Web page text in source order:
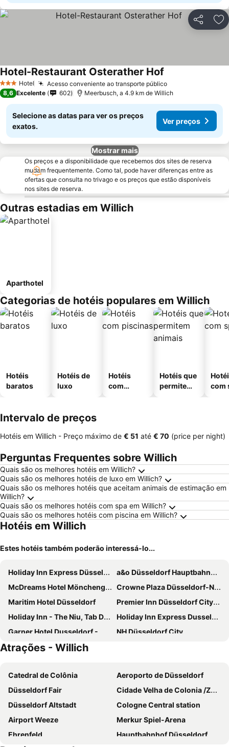
Partilhar
3 EstrelasHotel Acesso conveniente ao transporte público
Hotel-Restaurant Osterather Hof
8,6 Excelente 602 Meerbusch, a 4.9 km de Willich
Selecione as datas para ver os preços
exatos.
Ver preços
Mostrar mais
Os preços e a disponibilidade que recebemos dos sites de reserva
mudam frequentemente. Como tal, pode haver diferenças entre as
ofertas que consulta no trivago e os preços que estão disponíveis
nos sites de reserva.
Outras estadias em Willich
Aparthotel
Categorias de hotéis populares em Willich
Hotéis
baratos
Hotéis de
luxo
Hotéis
com
Hotéis que
permitem
com
Intervalo de preços
Hotéis em Willich - Preço máximo de ‎€ 51 até ‎€ 70 (price per night)
Perguntas Frequentes sobre Willich
Quais são os melhores hotéis em Willich?
Quais são os melhores hotéis de luxo em Willich?
Quais são os melhores hotéis que aceitam animais de estimação em
Willich?
Quais são os melhores hotéis com spa em Willich?
Quais são os melhores hotéis com piscina em Willich?
Hotéis em Willich
Estes hotéis também poderão interessá-lo...
Holiday Inn Express Düsseldorf - Hauptbahnhof By Ihg
a&o Düsseldorf Hauptbahnhof
McDreams Hotel Mönchengladbach
Crowne Plaza Düsseldorf-Neuss by IHG
Maritim Hotel Düsseldorf
Premier Inn Düsseldorf City Friedrichstadt
Holiday Inn - The Niu, Tab Dusseldorf Main Station By Ihg
Holiday Inn Express Dusseldorf - City North By Ihg
Garner Hotel Dusseldorf - Main Station By Ihg
NH Düsseldorf City
Hilton Dusseldorf
carathotel Düsseldorf City
INNSiDE by Meliá Düsseldorf Seestern
Holiday Inn - The Niu, Hub Dusseldorf Messe By Ihg
Hotel Krefelder Hof
Hotel Domo
Holiday Inn Dusseldorf City Toulouser All. By Ihg
Maritim Grafschaft Schmallenberg
Novotel Düsseldorf City West
H2 Hotel Düsseldorf Seestern
Hotel Ambassador Duesseldorf
Atrações - Willich
Catedral de Colônia
Aeroporto de Düsseldorf
Düsseldorf Fair
Cidade Velha de Colonia /Zona antiga de Colonia
Düsseldorf Altstadt
Cologne Central station
Airport Weeze
Merkur Spiel-Arena
Ehrenfeld
Hauptbahnhof Düsseldorf